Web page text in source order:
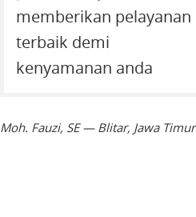
memberikan pelayanan
terbaik demi
kenyamanan anda
Moh. Fauzi, SE — Blitar, Jawa Timur